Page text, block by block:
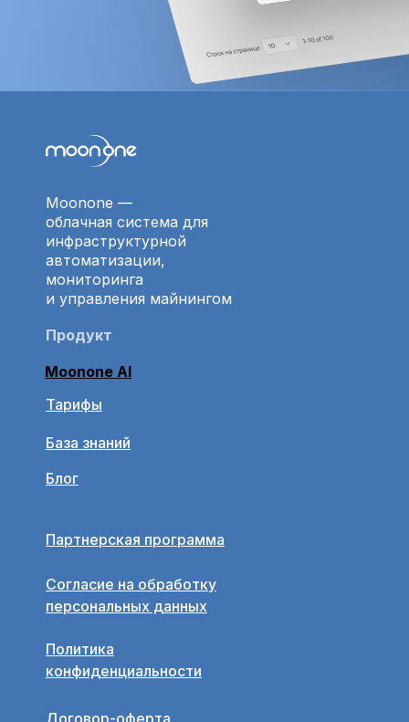
Согласие на обработку
персональных данных
Политика
конфиденциальности
Договор-оферта
Продукт
Moonone AI
Тарифы
База знаний
Блог
Партнерская программа
Moonone —
облачная система для
инфраструктурной
автоматизации,
мониторинга
и управления майнингом